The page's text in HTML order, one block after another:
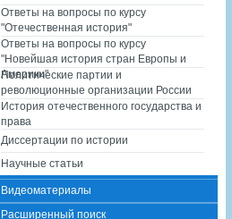
Ответы на вопросы по курсу
"Отечественная история"
Ответы на вопросы по курсу
"Новейшая история стран Европы и
Америки"
Политические партии и
революционные организации России
История отечественного государства и
права
Диссертации по истории
Научные статьи
Видеоматериалы
Расширенный поиск